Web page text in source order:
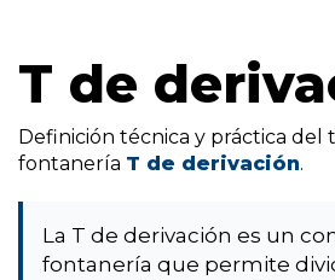
T de
Definición técnica y práctica del
fontanería T de derivación.
La T de derivación es un
fontanería que permite